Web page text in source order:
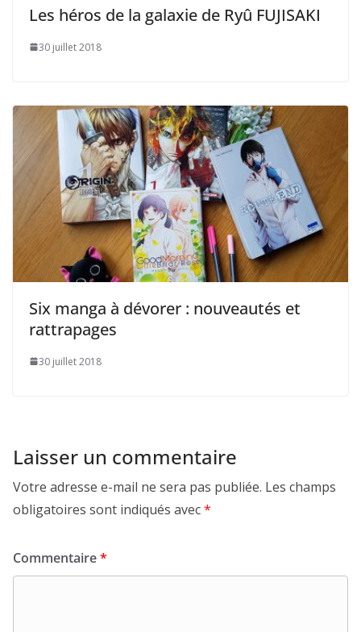
Les héros de la galaxie de Ryû FUJISAKI
30 juillet 2018
Six manga à dévorer : nouveautés et
rattrapages
30 juillet 2018
Laisser un commentaire
Votre adresse e-mail ne sera pas publiée. Les champs
obligatoires sont indiqués avec*
Commentaire*